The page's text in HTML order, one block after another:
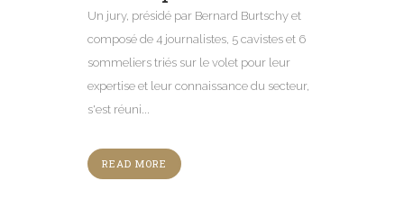
Un jury, présidé par Bernard Burtschy et
composé de 4 journalistes, 5 cavistes et 6
sommeliers triés sur le volet pour leur
expertise et leur connaissance du secteur,
s'est réuni...
READ MORE